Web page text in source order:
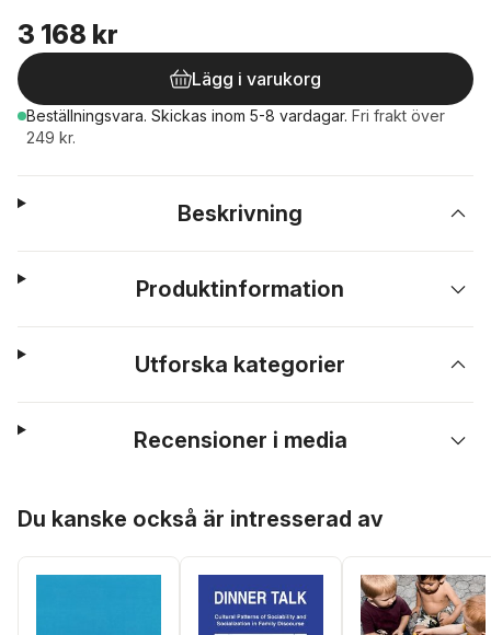
3 168 kr
Lägg i varukorg
Beställningsvara. Skickas inom 5-8 vardagar. Fri frakt över
249 kr.
Beskrivning
Produktinformation
Utforska kategorier
Recensioner i media
Du kanske också är intresserad av